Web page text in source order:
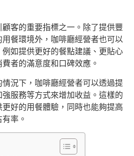
顧客的重要指標之一。除了提供豐
餐環境外，咖啡廳經營者也可以
如提供更好的餐點建議、更貼心
者的滿意度和口碑效應。
況下，咖啡廳經營者可以透過提
服務等方式來增加收益。這樣的
好的用餐體驗，同時也能夠提高
率。